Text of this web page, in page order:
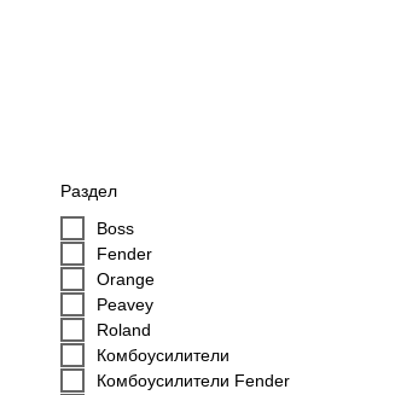
Раздел
Boss
Fender
Orange
Peavey
Roland
Комбоусилители
Комбоусилители Fender